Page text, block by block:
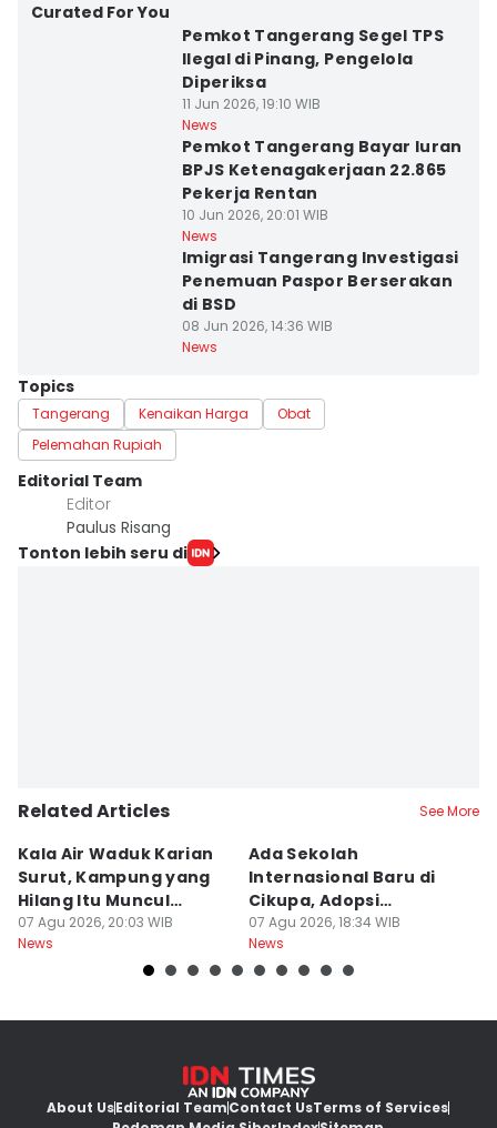
Curated For You
Pemkot Tangerang Segel TPS
Ilegal di Pinang, Pengelola
Diperiksa
11 Jun 2026, 19:10 WIB
News
Pemkot Tangerang Bayar Iuran
BPJS Ketenagakerjaan 22.865
Pekerja Rentan
10 Jun 2026, 20:01 WIB
News
Imigrasi Tangerang Investigasi
Penemuan Paspor Berserakan
di BSD
08 Jun 2026, 14:36 WIB
News
Topics
Tangerang Kenaikan Harga
Obat
Pelemahan Rupiah
Editorial Team
Editor
Paulus Risang
Tonton lebih seru di
Related Articles See More
Kala Air Waduk Karian
Surut, Kampung yang
Hilang Itu Muncul
Kembali
07 Agu 2026, 20:03 WIB
News
Ada Sekolah
Internasional Baru di
Cikupa, Adopsi
Kurikulum Singapura
07 Agu 2026, 18:34 WIB
News
About UsEditorial TeamContact UsTerms of Services